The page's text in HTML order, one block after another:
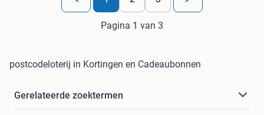
Pagina 1 van 3
postcodeloterij in Kortingen en Cadeaubonnen
Gerelateerde zoektermen